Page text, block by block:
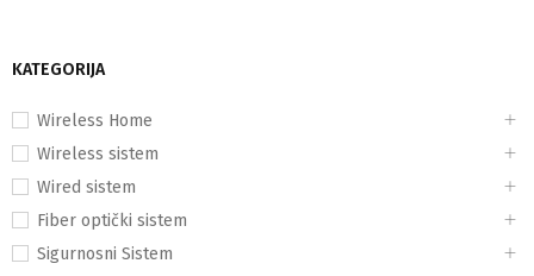
KATEGORIJA
Wireless Home
Wireless sistem
Wired sistem
Fiber optički sistem
Sigurnosni Sistem